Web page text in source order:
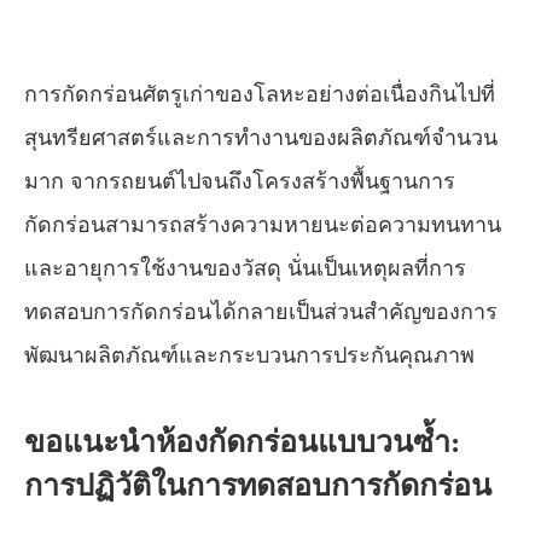
การกัดกร่อนศัตรูเก่าของโลหะอย่างต่อเนื่องกินไปที่
สุนทรียศาสตร์และการทำงานของผลิตภัณฑ์จำนวน
มาก จากรถยนต์ไปจนถึงโครงสร้างพื้นฐานการ
กัดกร่อนสามารถสร้างความหายนะต่อความทนทาน
และอายุการใช้งานของวัสดุ นั่นเป็นเหตุผลที่การ
ทดสอบการกัดกร่อนได้กลายเป็นส่วนสำคัญของการ
พัฒนาผลิตภัณฑ์และกระบวนการประกันคุณภาพ
ขอแนะนำห้องกัดกร่อนแบบวนซ้ำ:
การปฏิวัติในการทดสอบการกัดกร่อน